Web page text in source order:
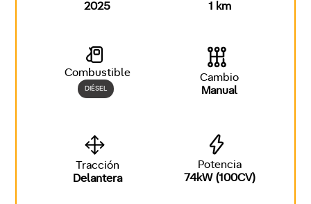
2025
1 km
Combustible
DIÉSEL
Cambio
Manual
Tracción
Delantera
Potencia
74kW (100CV)